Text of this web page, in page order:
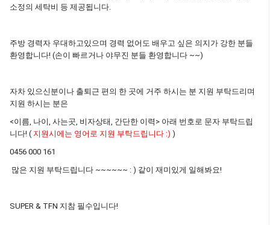
소정의 세탁비 등 제공됩니다.
주방 경력자 우대하고있으며 경력 없어도 배우고 싶은 의지가 강한 분들
환영합니다! (손이 빠르거나 야무진 분들 환영합니다 ~~)
자차 있으신분이나 출퇴근 편의 한 곳에 거주 하시는 분 지원 부탁드리며
지원 하시는 분은
<이름, 나이, 사는곳, 비자상태, 간단한 이력> 아래 번호로 문자 부탁드립
니다! ( 지원시에는 영어로 지원 부탁드립니다 :) )
0456 000 161
많은 지원 부탁드립니다 ~~~~~~ : ) 같이 재미있게 일해봐요!
SUPER & TFN 지참 필수입니다!